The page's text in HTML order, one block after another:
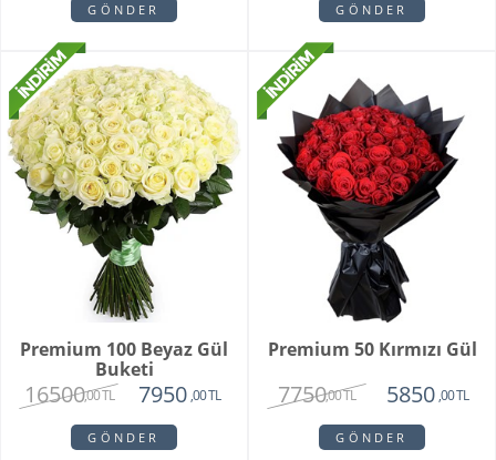
GÖNDER GÖNDER
Premium 100 Beyaz Gül
Buketi
16500,00 TL 7950 ,00 TL
GÖNDER
Premium 50 Kırmızı Gül
7750,00 TL 5850 ,00 TL
GÖNDER